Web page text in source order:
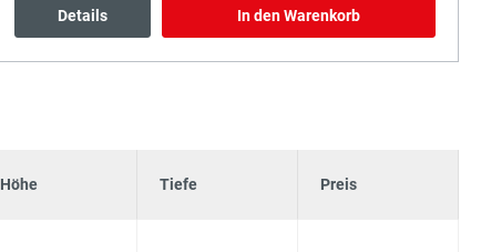
Details In den Warenkorb
Höhe Tiefe Preis